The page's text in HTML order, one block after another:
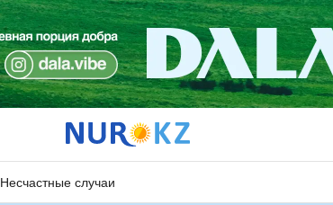
Несчастные случаи